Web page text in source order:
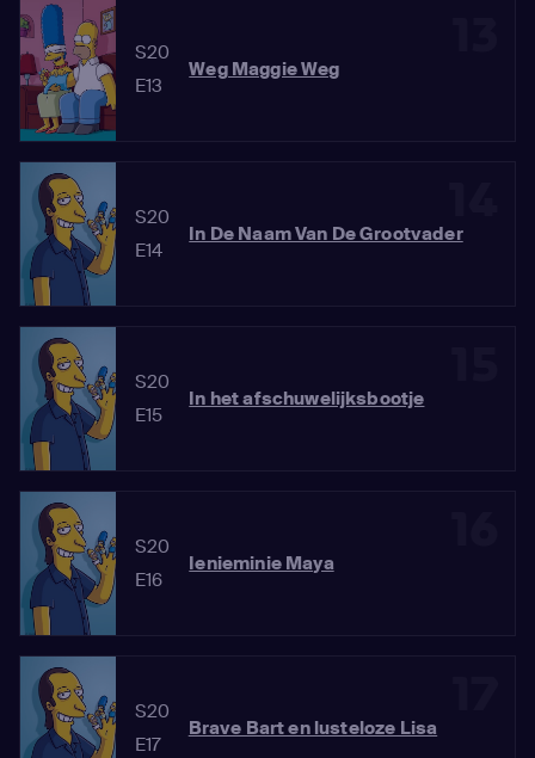
S20
E13
Weg Maggie Weg
S20
E14
In De Naam Van De Grootvader
S20
E15
In het afschuwelijksbootje
S20
E16
Ienieminie Maya
S20
E17
Brave Bart en lusteloze Lisa